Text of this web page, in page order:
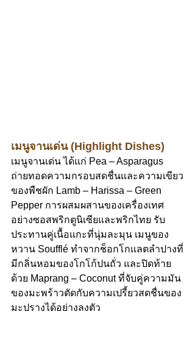
เมนูจานเด่น (Highlight Dishes)
เมนูจานเด่น ได้แก่ Pea – Asparagus
ถ่ายทอดความกรอบสดชื่นและความเขียว
ของพืชผัก Lamb – Harissa – Green
Pepper การผสมผสานของเครื่องเทศ
อย่างซอสพริกตูนิเซียและพริกไทย รับ
ประทานคู่เนื้อแกะที่นุ่มละมุน เมนูของ
หวาน Soufflé ทำจากช็อกโกแลตลำปางที่
มีกลิ่นหอมของโกโก้ปนถั่ว และปิดท้าย
ด้วย Maprang – Coconut ที่จับคู่ความมัน
ของมะพร้าวตัดกับความเปรี้ยวสดชื่นของ
มะปรางได้อย่างลงตัว